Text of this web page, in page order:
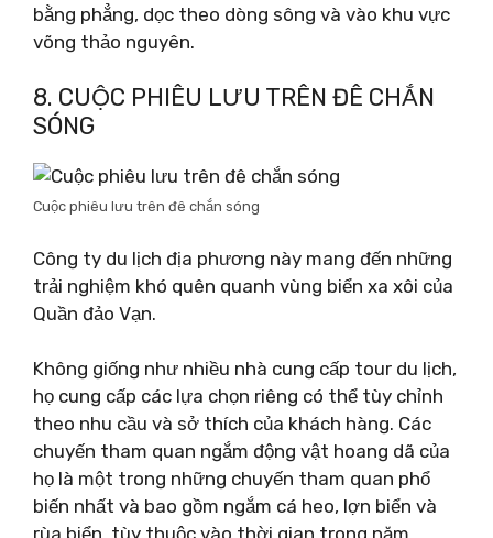
bằng phẳng, dọc theo dòng sông và vào khu vực
võng thảo nguyên.
8. CUỘC PHIÊU LƯU TRÊN ĐÊ CHẮN
SÓNG
Cuộc phiêu lưu trên đê chắn sóng
Công ty du lịch địa phương này mang đến những
trải nghiệm khó quên quanh vùng biển xa xôi của
Quần đảo Vạn.
Không giống như nhiều nhà cung cấp tour du lịch,
họ cung cấp các lựa chọn riêng có thể tùy chỉnh
theo nhu cầu và sở thích của khách hàng. Các
chuyến tham quan ngắm động vật hoang dã của
họ là một trong những chuyến tham quan phổ
biến nhất và bao gồm ngắm cá heo, lợn biển và
rùa biển, tùy thuộc vào thời gian trong năm.